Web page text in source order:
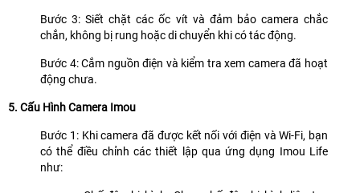
Bước 3: Siết chặt các ốc vít và đảm bảo camera chắc
chắn, không bị rung hoặc di chuyển khi có tác động.
Bước 4: Cắm nguồn điện và kiểm tra xem camera đã hoạt
động chưa.
5. Cấu Hình Camera Imou
Bước 1: Khi camera đã được kết nối với điện và Wi-Fi, bạn
có thể điều chỉnh các thiết lập qua ứng dụng Imou Life
như: